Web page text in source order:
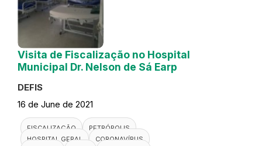
Visita de Fiscalização no Hospital
Municipal Dr. Nelson de Sá Earp
DEFIS
16 de June de 2021
FISCALIZAÇÃO
PETRÓPOLIS
HOSPITAL GERAL
CORONAVÍRUS